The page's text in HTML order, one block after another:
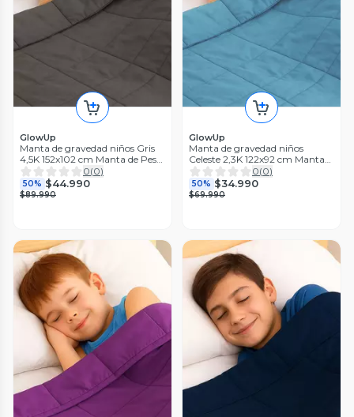
GlowUp
Manta de gravedad niños Gris
4,5K 152x102 cm Manta de Peso
GlowUp
0(0)
50% $44.990
$89.990
GlowUp
Manta de gravedad niños
Celeste 2,3K 122x92 cm Manta
de Peso GlowUp
0(0)
50% $34.990
$69.990